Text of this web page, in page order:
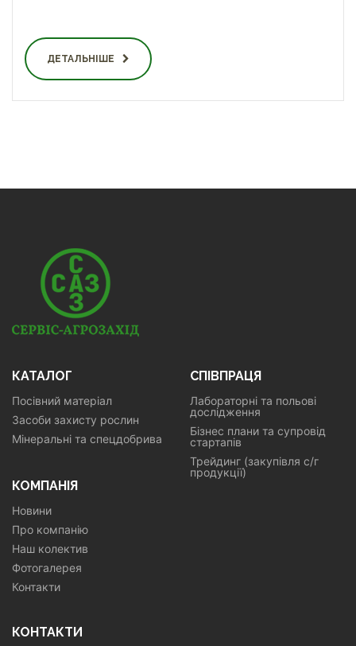
ДЕТАЛЬНІШЕ
КАТАЛОГ
Посівний матеріал
Засоби захисту рослин
Мінеральні та спецдобрива
СПІВПРАЦЯ
Лабораторні та польові
дослідження
Бізнес плани та супровід
стартапів
Трейдинг (закупівля с/г
продукції)
КОМПАНІЯ
Новини
Про компанію
Наш колектив
Фотогалерея
Контакти
КОНТАКТИ